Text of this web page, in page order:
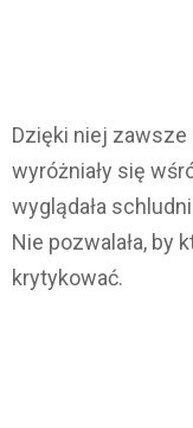
Dzięki niej zawsze
wyróżniały się
wyglądała
Nie pozwalała, by
krytykować.